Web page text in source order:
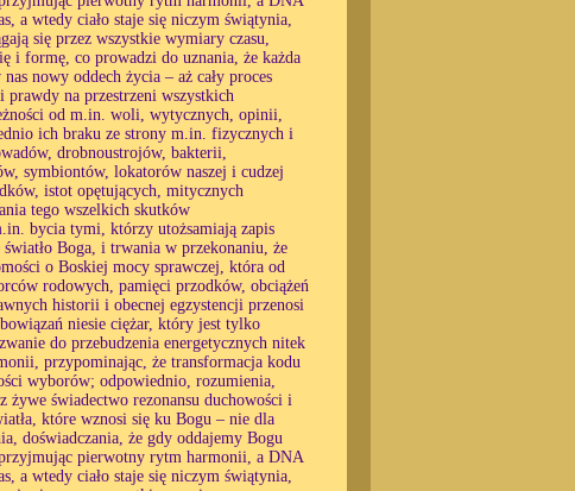
a wtedy ciało staje się niczym świątynia,
się przez wszystkie wymiary czasu,
i formę, co prowadzi do uznania, że każda
nowy oddech życia – aż cały proces
na przestrzeni wszystkich
od m.in. woli, wytycznych, opinii,
ich braku ze strony m.in. fizycznych i
drobnoustrojów, bakterii,
symbiontów, lokatorów naszej i cudzej
istot opętujących, mitycznych
tego wszelkich skutków
bycia tymi, którzy utożsamiają zapis
Boga, i trwania w przekonaniu, że
o Boskiej mocy sprawczej, która od
rodowych, pamięci przodków, obciążeń
historii i obecnej egzystencji przenosi
niesie ciężar, który jest tylko
do przebudzenia energetycznych nitek
przypominając, że transformacja kodu
wyborów; odpowiednio, rozumienia,
żywe świadectwo rezonansu duchowości i
które wznosi się ku Bogu – nie dla
doświadczania, że gdy oddajemy Bogu
przyjmując pierwotny rytm harmonii, a DNA
a wtedy ciało staje się niczym świątynia,